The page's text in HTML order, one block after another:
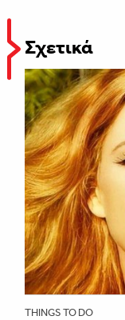
Σχετικά
THINGS TO DO